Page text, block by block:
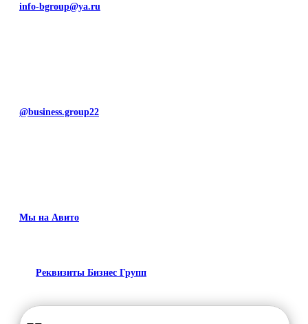
info-bgroup@ya.ru
@business.group22
Мы на Авито
Реквизиты Бизнес Групп